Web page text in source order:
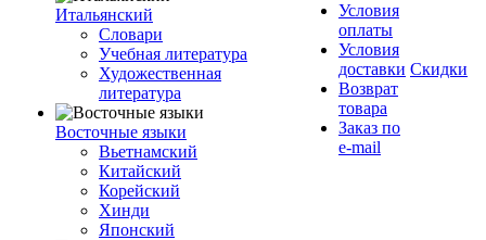
Итальянский
Словари
Учебная литература
Художественная
литература
Восточные языки
Вьетнамский
Китайский
Корейский
Хинди
Японский
Условия
оплаты
Условия
доставки
Возврат
товара
Заказ по
e-mail
Скидки